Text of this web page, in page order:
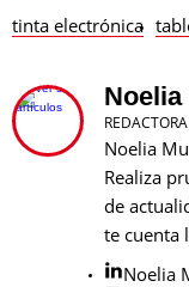
tinta electrónica
REDACTORA
Noelia
Realiza
de
te cuenta
Noelia